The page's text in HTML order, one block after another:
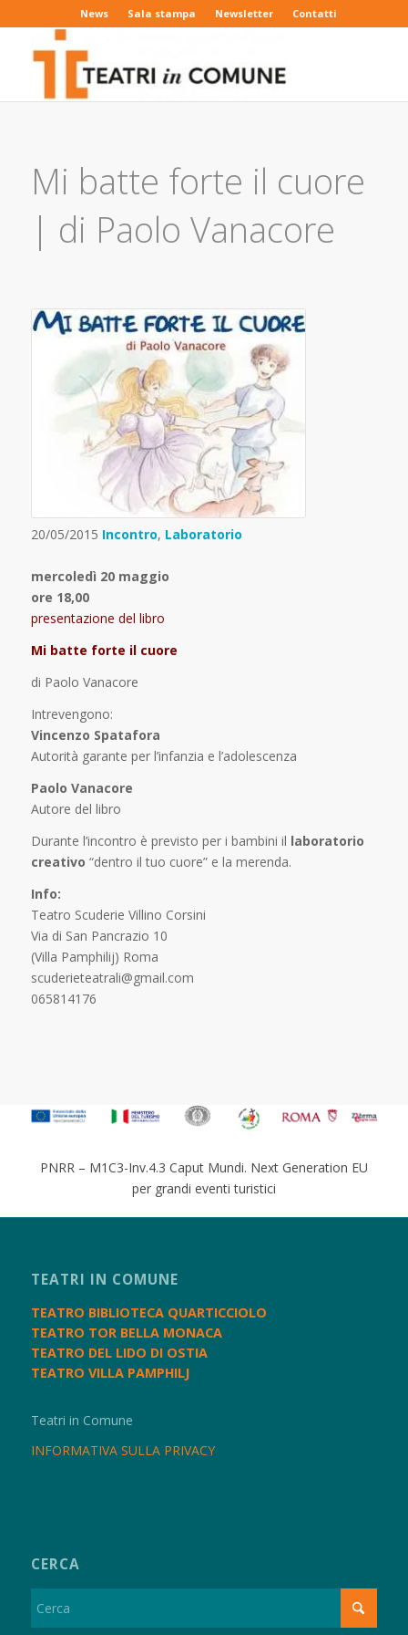
News Sala stampa Newsletter Contatti
Mi batte forte il cuore
| di Paolo Vanacore
20/05/2015 Incontro, Laboratorio
mercoledì 20 maggio
ore 18,00
presentazione del libro
Mi batte forte il cuore
di Paolo Vanacore
Intrevengono:
Vincenzo Spatafora
Autorità garante per l’infanzia e l’adolescenza
Paolo Vanacore
Autore del libro
Durante l’incontro è previsto per i bambini il laboratorio
creativo “dentro il tuo cuore” e la merenda.
Info:
Teatro Scuderie Villino Corsini
Via di San Pancrazio 10
(Villa Pamphilij) Roma
scuderieteatrali@gmail.com
065814176
PNRR – M1C3-Inv.4.3 Caput Mundi. Next Generation EU
per grandi eventi turistici
TEATRI IN COMUNE
TEATRO BIBLIOTECA QUARTICCIOLO
TEATRO TOR BELLA MONACA
TEATRO DEL LIDO DI OSTIA
TEATRO VILLA PAMPHILJ
Teatri in Comune
INFORMATIVA SULLA PRIVACY
CERCA